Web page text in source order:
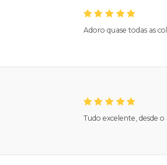
Adoro quase todas as
Tudo excelente, desde